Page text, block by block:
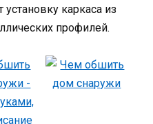
каркаса из
профилей.